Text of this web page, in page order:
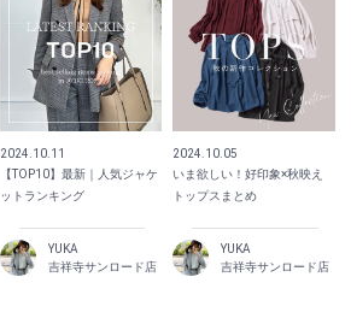
2024.10.11
【TOP10】最新｜人気ジャケ
ットランキング
YUKA
吉祥寺サンロード店
2024.10.05
いま欲しい！好印象×秋映え
トップスまとめ
YUKA
吉祥寺サンロード店